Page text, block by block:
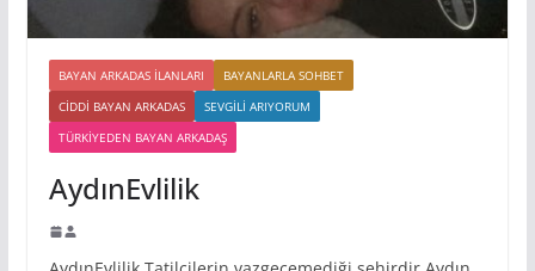
BAYAN ARKADAS ILANLARI
BAYANLARLA SOHBET
CIDDI BAYAN ARKADAS
SEVGILI ARIYORUM
TÜRKIYEDEN BAYAN ARKADAŞ
AydınEvlilik